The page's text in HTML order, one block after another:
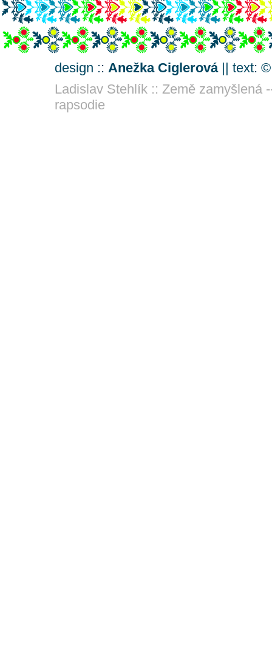
design :: Anežka Ciglerová|| text: ©
Ladislav Stehlík :: Země zamyšlená
rapsodie